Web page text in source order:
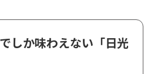
しか味わえない「日光